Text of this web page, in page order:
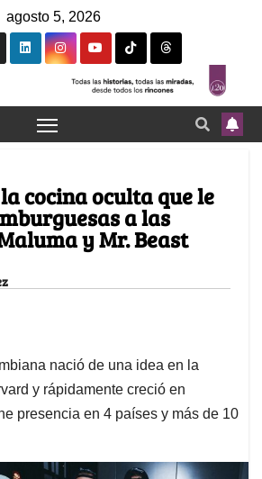
agosto 5, 2026
cocina oculta que le
a las
y Mr. Beast
nació de una idea en la
y rápidamente creció en
presencia en 4 países y más de 10